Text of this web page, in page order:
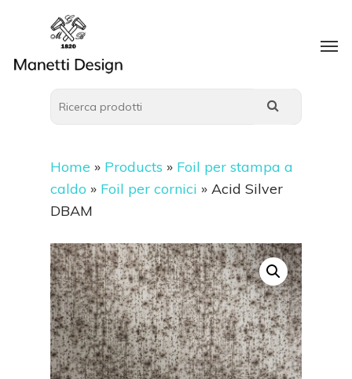
Home » Products » Foil per stampa a
caldo » Foil per cornici » Acid Silver
DBAM